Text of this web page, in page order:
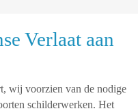
Verlaat aan
wij voorzien van de nodige
schilderwerken. Het